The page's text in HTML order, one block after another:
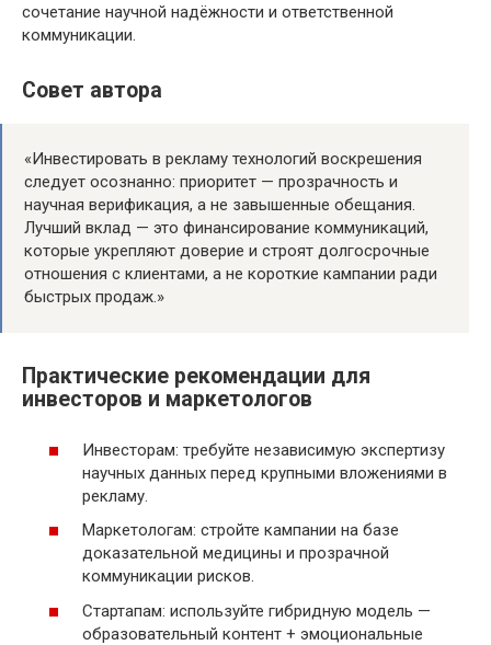
сочетание научной надёжности и ответственной
коммуникации.
Совет автора
«Инвестировать в рекламу технологий воскрешения
следует осознанно: приоритет — прозрачность и
научная верификация, а не завышенные обещания.
Лучший вклад — это финансирование коммуникаций,
которые укрепляют доверие и строят долгосрочные
отношения с клиентами, а не короткие кампании ради
быстрых продаж.»
Практические рекомендации для
инвесторов и маркетологов
Инвесторам: требуйте независимую экспертизу
научных данных перед крупными вложениями в
рекламу.
Маркетологам: стройте кампании на базе
доказательной медицины и прозрачной
коммуникации рисков.
Стартапам: используйте гибридную модель —
образовательный контент + эмоциональные